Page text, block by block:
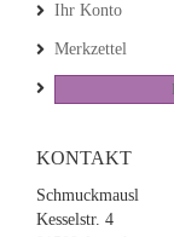
Ihr Konto
Merkzettel
KONTAKT
Schmuckmausl
Kesselstr. 4